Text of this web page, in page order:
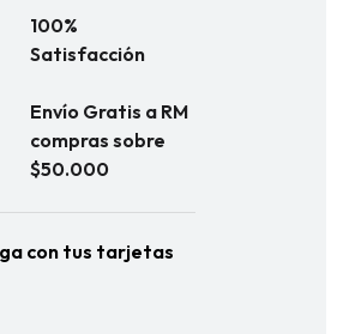
100%
Satisfacción
Envío Gratis a RM
compras sobre
$50.000
con tus tarjetas